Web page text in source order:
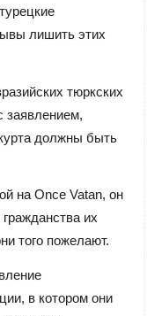
лишить этих
тюркских
заявлением,
должны быть
на Once Vatan, он
их
того пожелают.
в котором они